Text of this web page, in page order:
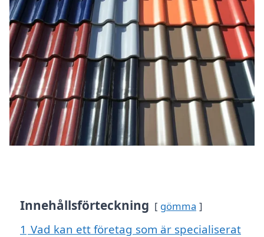
Innehållsförteckning gömma
1 Vad kan ett företag som är specialiserat